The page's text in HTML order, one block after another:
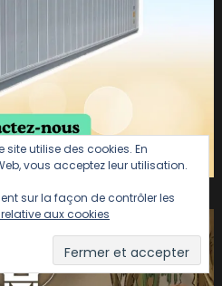
utilise des cookies. En
vous acceptez leur utilisation.
sur la façon de contrôler les
aux cookies